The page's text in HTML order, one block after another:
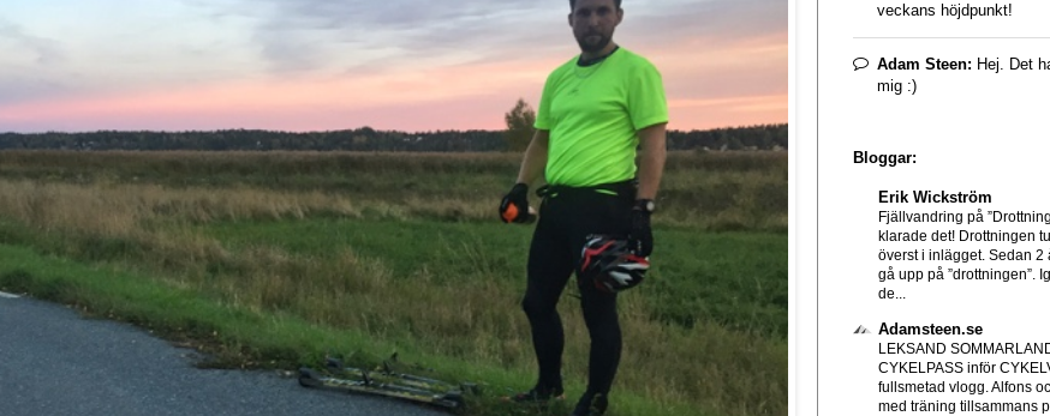
veckans höjdpunkt!
Adam Steen: Hej. Det
mig :)
Bloggar:
Erik Wickström
Fjällvandring på
klarade det! Drottningen
överst i inlägget. Sedan 2
gå upp på ”drottningen”.
de...
Adamsteen.se
LEKSAND
CYKELPASS inför
fullsmetad vlogg. Alfons
med träning tillsammans